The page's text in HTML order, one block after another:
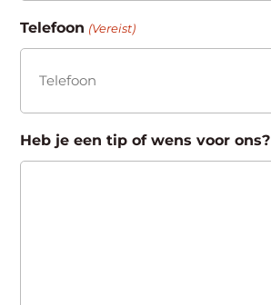
Telefoon (Vereist)
Heb je een tip of wens voor ons?